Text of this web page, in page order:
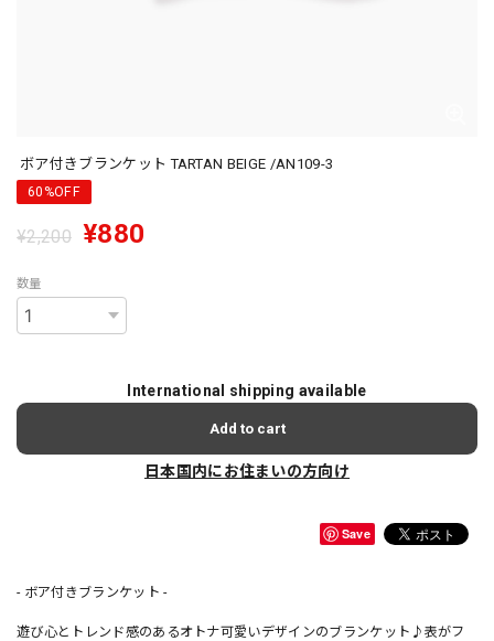
ボア付きブランケット TARTAN BEIGE /AN109-3
60%OFF
¥2,200 ¥880
数量
International shipping available
Add to cart
日本国内にお住まいの方向け
Save
- ボア付きブランケット -
遊び心とトレンド感のあるオトナ可愛いデザインのブランケット♪表がフ